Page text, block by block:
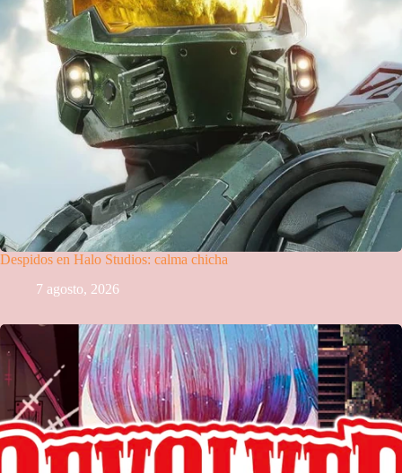
Despidos en Halo Studios: calma chicha
7 agosto, 2026